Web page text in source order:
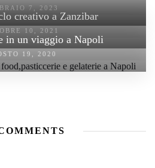
7, 2023
creativo a Zanzibar
10, 2021
in un viaggio a Napoli
19, 2020